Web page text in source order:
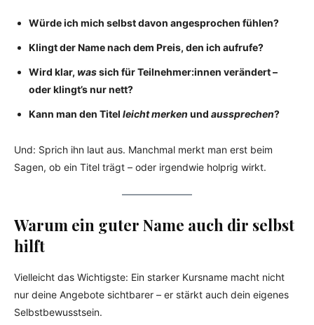
Würde ich mich selbst davon angesprochen fühlen?
Klingt der Name nach dem Preis, den ich aufrufe?
Wird klar, wassich für Teilnehmer:innen verändert –
oder klingt’s nur nett?
Kann man den Titel leicht merken und aussprechen?
Und: Sprich ihn laut aus. Manchmal merkt man erst beim
Sagen, ob ein Titel trägt – oder irgendwie holprig wirkt.
Warum ein guter Name auch dir selbst
hilft
Vielleicht das Wichtigste: Ein starker Kursname macht nicht
nur deine Angebote sichtbarer – er stärkt auch dein eigenes
Selbstbewusstsein.